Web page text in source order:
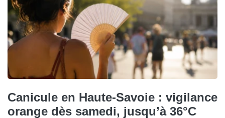
Canicule en Haute-Savoie : vigilance
orange dès samedi, jusqu’à 36°C